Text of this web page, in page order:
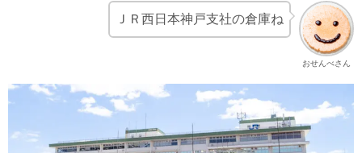
おせんべさん
ＪＲ西日本神戸支社の倉庫ね